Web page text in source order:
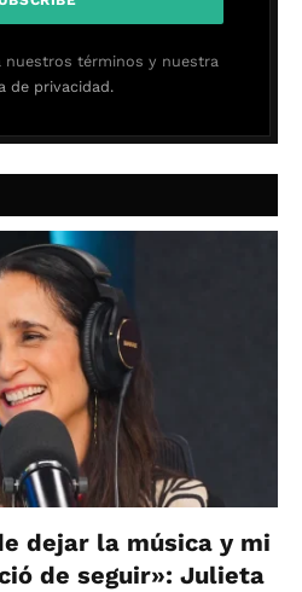
nuestros términos y nuestra
de privacidad.
dejar la música y mi
de seguir»: Julieta